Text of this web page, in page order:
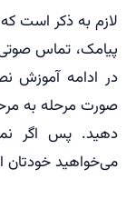
لازم به ذکر است
پیامک، تماس
در ادامه آموزش
صورت مرحله به
دهید. پس اگر
می‌خواهید خودتان